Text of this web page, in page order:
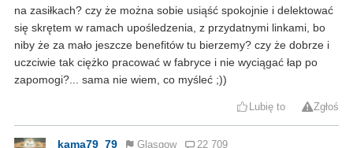
na zasiłkach? czy że można sobie usiąść spokojnie i delektować
się skrętem w ramach upośledzenia, z przydatnymi linkami, bo
niby że za mało jeszcze benefitów tu bierzemy? czy że dobrze i
uczciwie tak ciężko pracować w fabryce i nie wyciągać łap po
zapomogi?... sama nie wiem, co myśleć ;))
Lubię to Zgłoś
kama79_79 Glasgow
22 709